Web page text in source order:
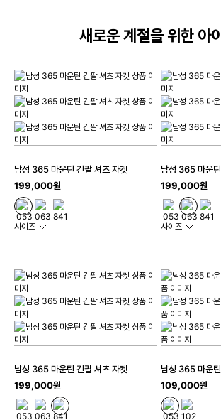
새로운 계절을 위한 아
남성 365 마운틴 긴팔 셔츠 자켓
199,000원
사이즈
남성 365 마운
199,000원
사이즈
남성 365 마운틴 긴팔 셔츠 자켓
199,000원
남성 365 마운
109,000원